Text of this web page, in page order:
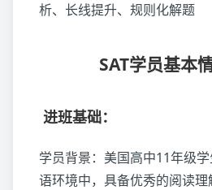
析、长线提升、规则化解题
SAT学员基本
进班基础：
学员背景：美国高中11年级
语环境中，具备优秀的阅读理